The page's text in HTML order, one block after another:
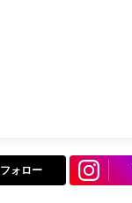
フォロー